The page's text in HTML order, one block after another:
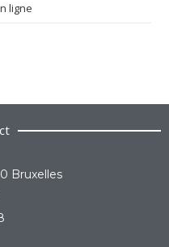
ligne
Bruxelles